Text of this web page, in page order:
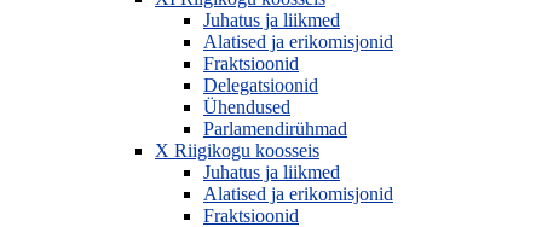
Juhatus ja liikmed
Alatised ja erikomisjonid
Fraktsioonid
Delegatsioonid
Ühendused
Parlamendirühmad
X Riigikogu koosseis
Juhatus ja liikmed
Alatised ja erikomisjonid
Fraktsioonid